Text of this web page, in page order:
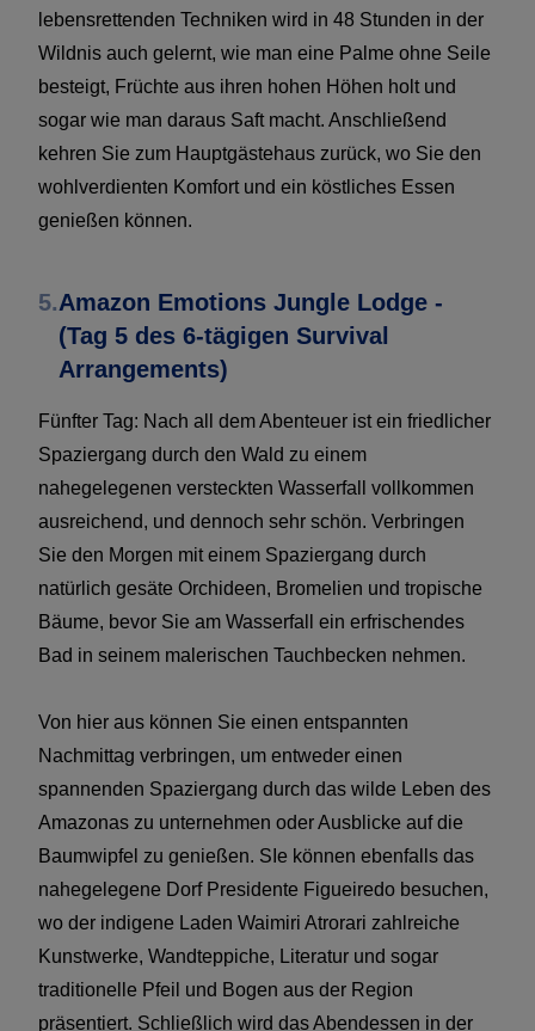
lebensrettenden Techniken wird in 48 Stunden in der
Wildnis auch gelernt, wie man eine Palme ohne Seile
besteigt, Früchte aus ihren hohen Höhen holt und
sogar wie man daraus Saft macht. Anschließend
kehren Sie zum Hauptgästehaus zurück, wo Sie den
wohlverdienten Komfort und ein köstliches Essen
genießen können.
5.Amazon Emotions Jungle Lodge -
(Tag 5 des 6-tägigen Survival
Arrangements)
Fünfter Tag: Nach all dem Abenteuer ist ein friedlicher
Spaziergang durch den Wald zu einem
nahegelegenen versteckten Wasserfall vollkommen
ausreichend, und dennoch sehr schön. Verbringen
Sie den Morgen mit einem Spaziergang durch
natürlich gesäte Orchideen, Bromelien und tropische
Bäume, bevor Sie am Wasserfall ein erfrischendes
Bad in seinem malerischen Tauchbecken nehmen.
Von hier aus können Sie einen entspannten
Nachmittag verbringen, um entweder einen
spannenden Spaziergang durch das wilde Leben des
Amazonas zu unternehmen oder Ausblicke auf die
Baumwipfel zu genießen. SIe können ebenfalls das
nahegelegene Dorf Presidente Figueiredo besuchen,
wo der indigene Laden Waimiri Atrorari zahlreiche
Kunstwerke, Wandteppiche, Literatur und sogar
traditionelle Pfeil und Bogen aus der Region
präsentiert. Schließlich wird das Abendessen in der